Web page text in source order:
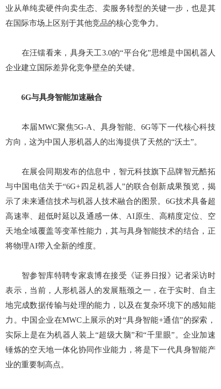
业从单纯卖硬件向卖生态、卖服务转型的关键一步，也是其
在国际市场上区别于其他竞品的核心竞争力。
在汪镭看来，具身天工3.0的“平台化”思维是中国机器人
企业建立国际差异化竞争壁垒的关键。
6G与具身智能加速融合
本届MWC聚焦5G-A、具身智能、6G等下一代核心科技
方向，这为中国人形机器人的出海提供了天然的“沃土”。
在展会同期发布的信息中，智元科技旗下品牌智元酷拓
与中国电信关于“6G+四足机器人”的联合创新成果预览，揭
示了未来通信技术与机器人技术融合的图景。6G技术具备超
高速率、超低时延以及通感一体、AI原生、高精度定位、空
天地全域覆盖等变革性能力，其与具身智能技术的结合，正
将物理AI带入全新的维度。
智参智库特聘专家袁博在接受《证券日报》记者采访时
表示，当前，人形机器人的发展瓶颈之一，在于实时、自主
地完成数据传输与处理的能力，以及在复杂环境下的感知能
力。中国企业在MWC上展示的对“具身智能+通信”的探索，
实际上是在为机器人装上“超级大脑”和“千里眼”。企业加速
锤炼的空天地一体化协同作业能力，将是下一代具身智能产
业的重要制高点。